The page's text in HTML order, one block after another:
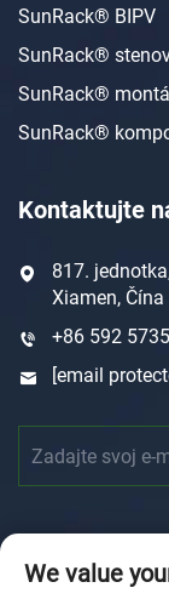
SunRack® BIPV
SunRack®
SunRack®
SunRack®
Kontaktujte
817.
Xiamen, Čína
+86 592
[email
We value